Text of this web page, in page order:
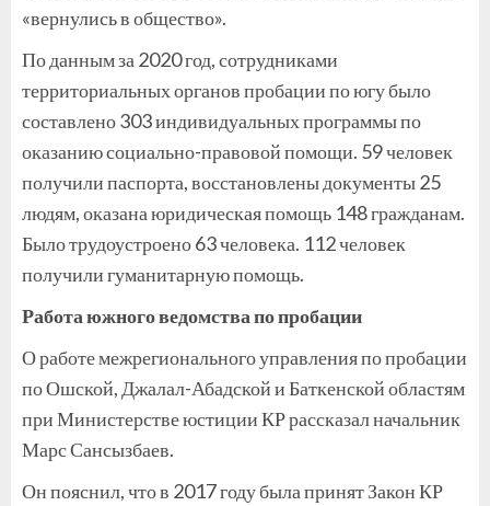
«вернулись в общество».
По данным за 2020 год, сотрудниками
территориальных органов пробации по югу было
составлено 303 индивидуальных программы по
оказанию социально-правовой помощи. 59 человек
получили паспорта, восстановлены документы 25
людям, оказана юридическая помощь 148 гражданам.
Было трудоустроено 63 человека. 112 человек
получили гуманитарную помощь.
Работа южного ведомства по пробации
О работе межрегионального управления по пробации
по Ошской, Джалал-Абадской и Баткенской областям
при Министерстве юстиции КР рассказал начальник
Марс Сансызбаев.
Он пояснил, что в 2017 году была принят Закон КР